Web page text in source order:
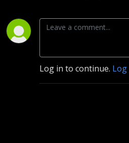
Log in to continue. Log